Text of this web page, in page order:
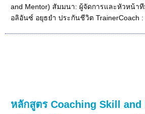
and Mentor) สัมมนา: ผู้จัดการและหัวหน้าที
อลิอันซ์ อยุธยำ ประกันชีวิต TrainerCoach :
หลักสูตร Coaching Skill and